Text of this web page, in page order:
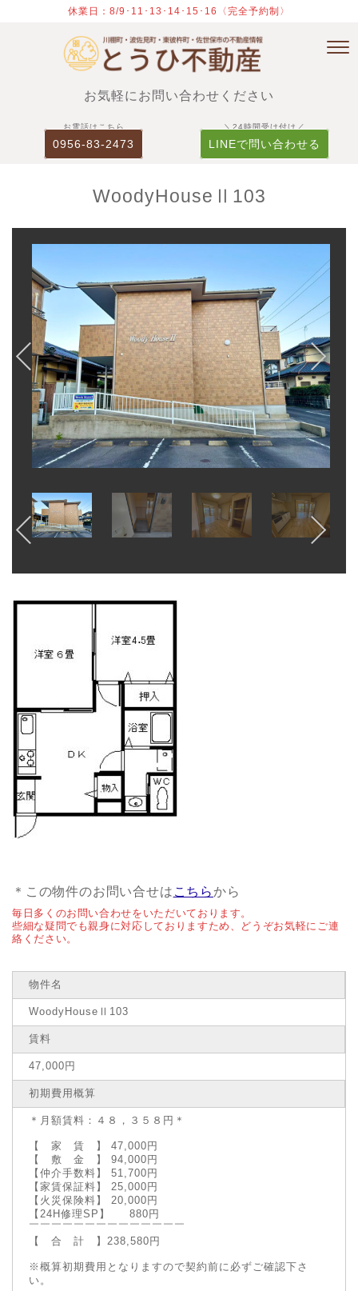
休業日：8/9･11･13･14･15･16〈完全予約制〉
お気軽にお問い合わせください
お電話はこちら
0956-83-2473
＼24時間受け付け／
LINEで問い合わせる
WoodyHouseⅡ103
＊この物件のお問い合せは こちらから
毎日多くのお問い合わせをいただいております。
些細な疑問でも親身に対応しておりますため、どうぞお気軽にご連
絡ください。
物件名
WoodyHouseⅡ103
賃料
47,000円
初期費用概算
＊月額賃料：４８，３５８円＊
【 家 賃 】 47,000円
【 敷 金 】 94,000円
【仲介手数料】 51,700円
【家賃保証料】 25,000円
【火災保険料】 20,000円
【24H修理SP】 880円
￣￣￣￣￣￣￣￣￣￣￣￣￣￣
【 合 計 】238,580円
※概算初期費用となりますので契約前に必ずご確認下さ
い。